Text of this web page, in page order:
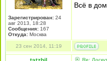
Зарегистрирован: 24
авг 2013, 18:28
Сообщения: 167
Откуда: Москва
Всё в
23 сен 2014, 11:19
Re: